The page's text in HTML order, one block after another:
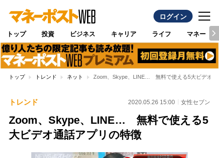
ログイン
トップ 投資 ビジネス キャリア ライフ マネー
トップ トレンド ネット Zoom、Skype、LINE… 無料で使える5大ビデオ通
トレンド 2020.05.26 15:00 女性セブン
Zoom、Skype、LINE… 無料で使える5
大ビデオ通話アプリの特徴